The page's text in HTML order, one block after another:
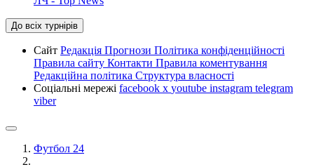
До всіх турнірів
Сайт Редакція Прогнози Політика конфіденційності
Правила сайту Контакти Правила коментування
Редакційна політика Структура власності
Соціальні мережі facebook x youtube instagram telegram
viber
Футбол 24